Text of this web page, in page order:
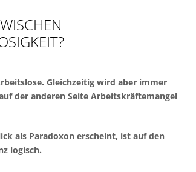
Gleichzeitig wird aber immer
der anderen Seite Arbeitskräftemangel
als Paradoxon erscheint, ist auf den
logisch.